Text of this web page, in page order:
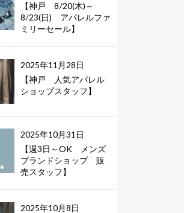
【神戸 8/20(木)～
8/23(日) アパレルファ
ミリーセール】
2025年11月28日
【神戸 人気アパレル
ショップスタッフ】
2025年10月31日
【週3日～OK メンズ
ブランドショップ 販
売スタッフ】
2025年10月8日